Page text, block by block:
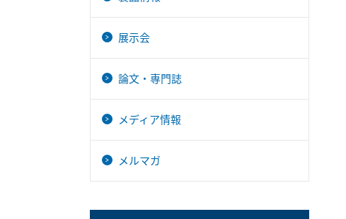
展示会
論文・専門誌
メディア情報
メルマガ